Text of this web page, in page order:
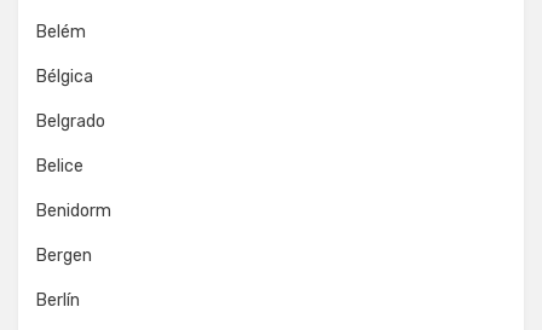
Belém
Bélgica
Belgrado
Belice
Benidorm
Bergen
Berlín